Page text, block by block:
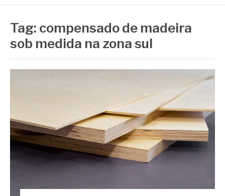
Tag: compensado de madeira
sob medida na zona sul